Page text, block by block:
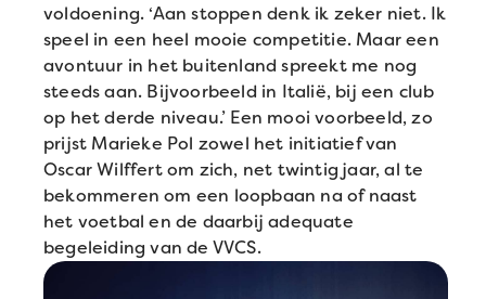
voldoening. ‘Aan stoppen denk ik zeker niet. Ik
speel in een heel mooie competitie. Maar een
avontuur in het buitenland spreekt me nog
steeds aan. Bijvoorbeeld in Italië, bij een club
op het derde niveau.’ Een mooi voorbeeld, zo
prijst Marieke Pol zowel het initiatief van
Oscar Wilffert om zich, net twintig jaar, al te
bekommeren om een loopbaan na of naast
het voetbal en de daarbij adequate
begeleiding van de VVCS.